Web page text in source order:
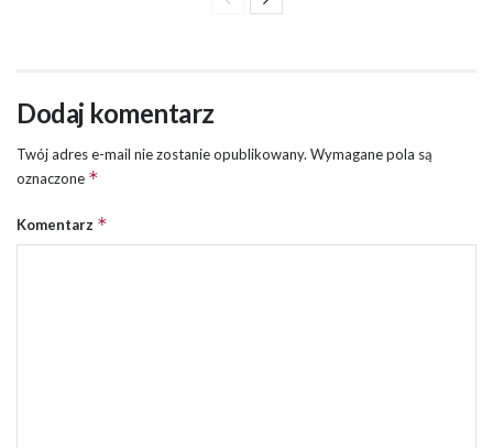
Dodaj komentarz
Twój adres e-mail nie zostanie opublikowany. Wymagane pola są
oznaczone *
Komentarz *